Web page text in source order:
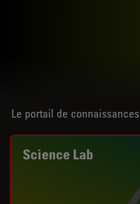
Le portail de connaissances
Science Lab